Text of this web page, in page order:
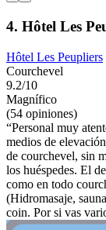
4. Hôtel Les
Hôtel Les Peupliers
Courchevel
9.2/10
Magnífico
(54 opiniones)
“Personal muy
medios de
de courchevel, sin
los huéspedes. El
como en todo
(Hidromasaje,
coin. Por si vas